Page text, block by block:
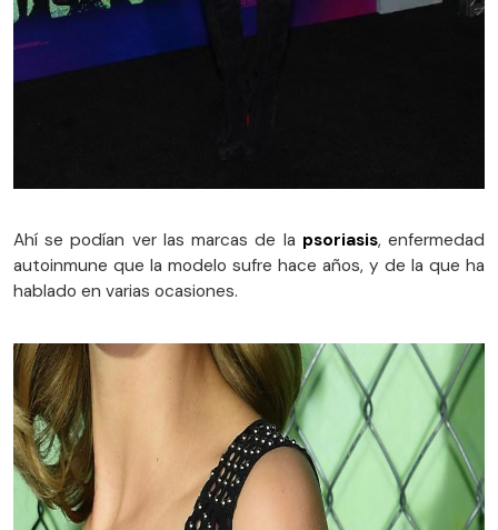
Ahí se podían ver las marcas de la psoriasis, enfermedad
autoinmune que la modelo sufre hace años, y de la que ha
hablado en varias ocasiones.